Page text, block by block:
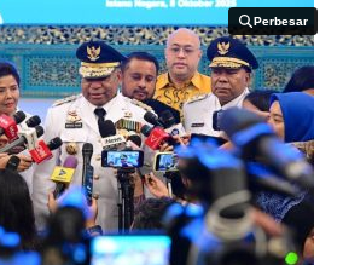
Perbesar
Perbesar